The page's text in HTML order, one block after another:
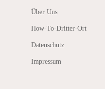
Über Uns
How-To-Dritter-Ort
Datenschutz
Impressum